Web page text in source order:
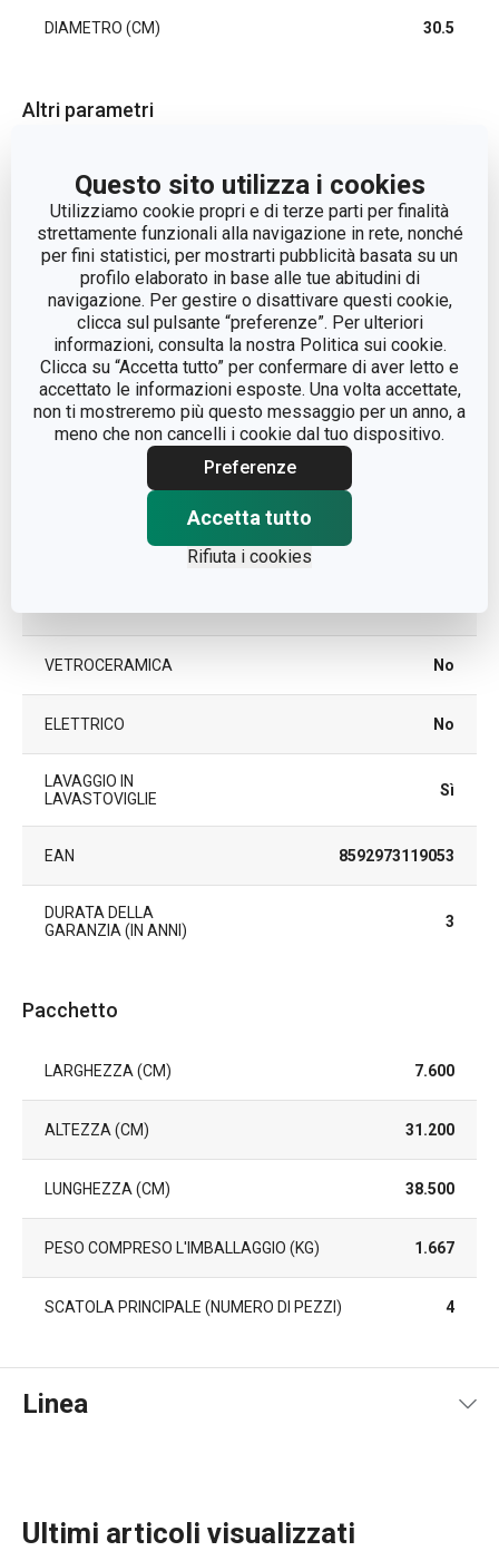
Questo sito utilizza i cookies
Utilizziamo cookie propri e di terze parti per finalità
strettamente funzionali alla navigazione in rete, nonché
per fini statistici, per mostrarti pubblicità basata su un
profilo elaborato in base alle tue abitudini di
navigazione. Per gestire o disattivare questi cookie,
clicca sul pulsante “preferenze”. Per ulteriori
informazioni, consulta la nostra Politica sui cookie.
Clicca su “Accetta tutto” per confermare di aver letto e
accettato le informazioni esposte. Una volta accettate,
non ti mostreremo più questo messaggio per un anno, a
meno che non cancelli i cookie dal tuo dispositivo.
Preferenze
Accetta tutto
Rifiuta i cookies
DIAMETRO (CM) 30.5
Altri parametri
COPERCHIO No
LINEA DI PRODOTTO PREMIUM
MATERIALE
metallo, rivestimento
antiaderente
TIPO bistecchiera
VETROCERAMICA No
ELETTRICO No
LAVAGGIO IN
LAVASTOVIGLIE
Sì
EAN 8592973119053
DURATA DELLA
GARANZIA (IN ANNI)
3
Pacchetto
LARGHEZZA (CM) 7.600
ALTEZZA (CM) 31.200
LUNGHEZZA (CM) 38.500
PESO COMPRESO L'IMBALLAGGIO (KG) 1.667
SCATOLA PRINCIPALE (NUMERO DI PEZZI) 4
Linea
Ultimi articoli visualizzati